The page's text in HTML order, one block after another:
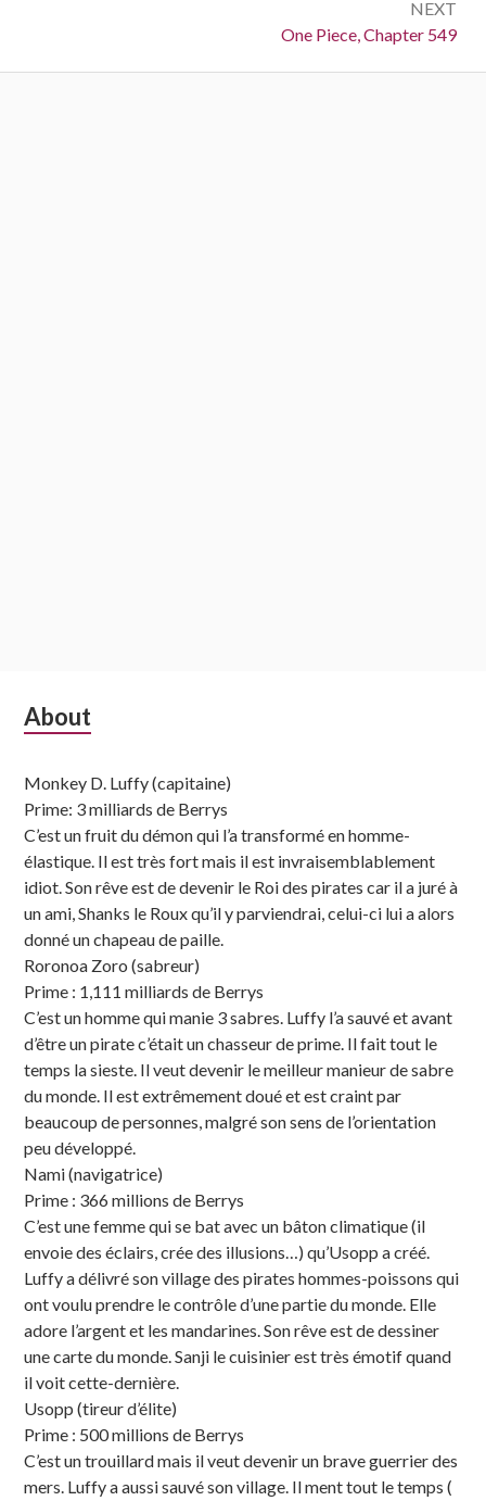
NEXT
Next:
One Piece, Chapter 549
Subsidiary
About
Monkey D. Luffy (capitaine)
Prime: 3 milliards de Berrys
C’est un fruit du démon qui l’a transformé en homme-
élastique. Il est très fort mais il est invraisemblablement
idiot. Son rêve est de devenir le Roi des pirates car il a juré à
un ami, Shanks le Roux qu’il y parviendrai, celui-ci lui a alors
donné un chapeau de paille.
Roronoa Zoro (sabreur)
Prime : 1,111 milliards de Berrys
C’est un homme qui manie 3 sabres. Luffy l’a sauvé et avant
d’être un pirate c’était un chasseur de prime. Il fait tout le
temps la sieste. Il veut devenir le meilleur manieur de sabre
du monde. Il est extrêmement doué et est craint par
beaucoup de personnes, malgré son sens de l’orientation
peu développé.
Nami (navigatrice)
Prime : 366 millions de Berrys
C’est une femme qui se bat avec un bâton climatique (il
envoie des éclairs, crée des illusions…) qu’Usopp a créé.
Luffy a délivré son village des pirates hommes-poissons qui
ont voulu prendre le contrôle d’une partie du monde. Elle
adore l’argent et les mandarines. Son rêve est de dessiner
une carte du monde. Sanji le cuisinier est très émotif quand
il voit cette-dernière.
Usopp (tireur d’élite)
Prime : 500 millions de Berrys
C’est un trouillard mais il veut devenir un brave guerrier des
mers. Luffy a aussi sauvé son village. Il ment tout le temps (